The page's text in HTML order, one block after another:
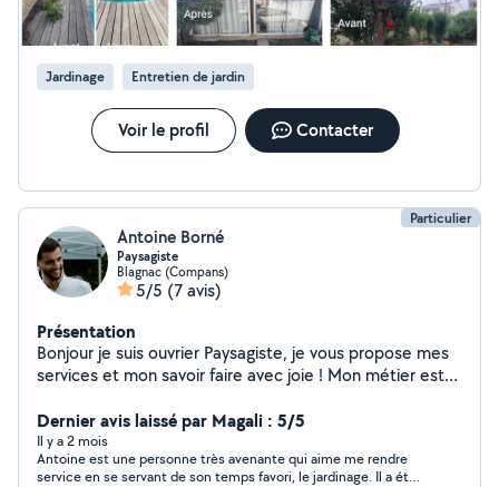
Jardinage Entretien de jardin
Voir le profil Contacter
Particulier
Antoine Borné
Paysagiste
Blagnac (Compans)
5/5 (7 avis)
Présentation
Bonjour je suis ouvrier Paysagiste, je vous propose mes
services et mon savoir faire avec joie ! Mon métier est
Dernier avis laissé par Magali : 5/5
Il y a 2 mois
Antoine est une personne très avenante qui aime me rendre
service en se servant de son temps favori, le jardinage. Il a été